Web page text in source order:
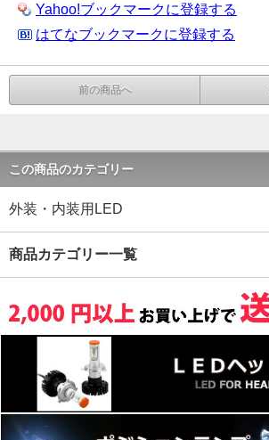
Yahoo!ブックマークに登録する
はてなブックマークに登録する
前の商品へ
この商品のカテゴリー
外装・内装用LED
商品カテゴリー一覧